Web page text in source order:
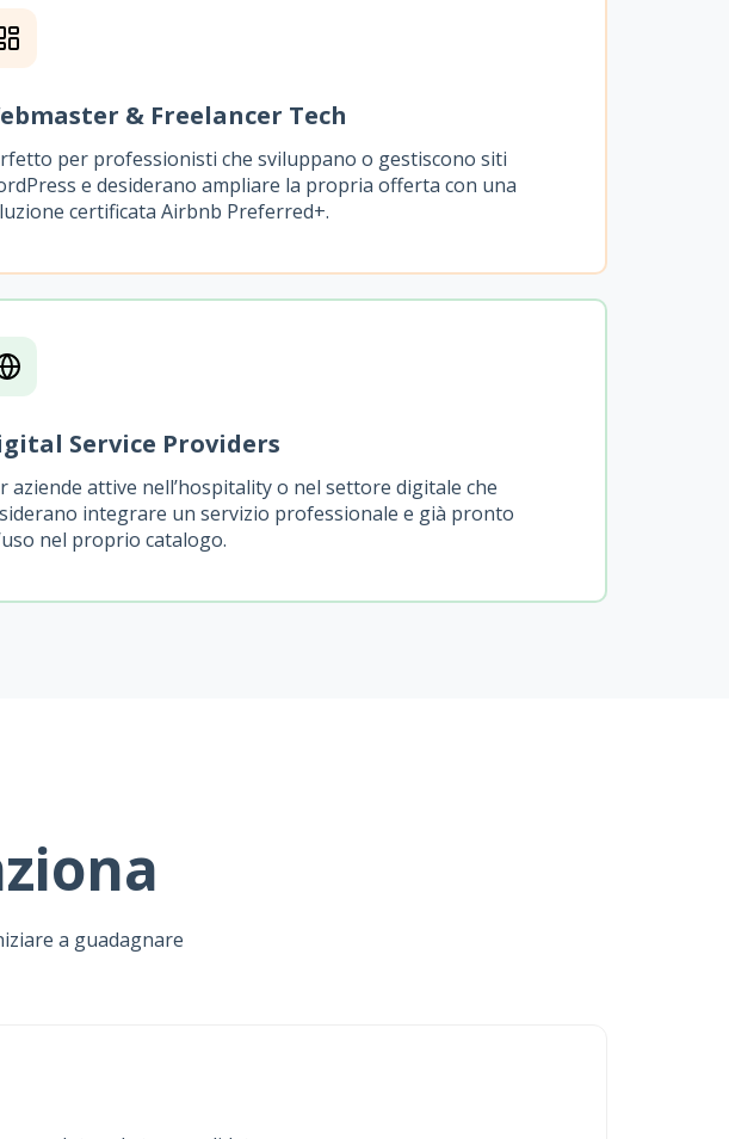
& Freelancer Tech
per professionisti che sviluppano o gestiscono siti
e desiderano ampliare la propria offerta con una
certificata Airbnb Preferred+.
Service Providers
aziende attive nell’hospitality o nel settore digitale che
integrare un servizio professionale e già pronto
nel proprio catalogo.
a guadagnare